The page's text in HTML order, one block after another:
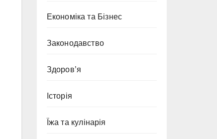
Економіка та Бізнес
Законодавство
Здоров’я
Історія
Їжа та кулінарія